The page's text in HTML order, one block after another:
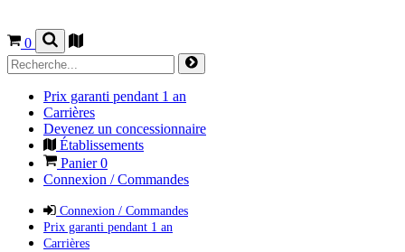
0
Prix garanti pendant 1 an
Carrières
Devenez un concessionnaire
Établissements
Panier0
Connexion / Commandes
Connexion / Commandes
Prix garanti pendant 1 an
Carrières